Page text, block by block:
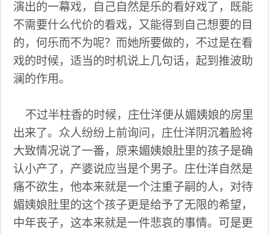
演出的一幕戏，自己自然是乐的看好戏了，既能
不需要什么代价的看戏，又能得到自己想要的目
的，何乐而不为呢？而她所要做的，不过是在看
戏的时候，适当的时机说上几句话，起到推波助
澜的作用。
不过半柱香的时候，庄仕洋便从媚姨娘的房里
出来了。众人纷纷上前询问，庄仕洋阴沉着脸将
大致情况说了一番，原来媚姨娘肚里的孩子是确
认小产了，产婆说应当是个男子。庄仕洋自然是
痛不欲生，他本来就是一个注重子嗣的人，对待
媚姨娘肚里的这个孩子更是给予了无限的希望，
中年丧子，这本来就是一件悲哀的事情。可是更